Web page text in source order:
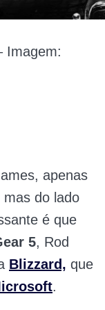
Imagem:
apenas
do lado
é que
5, Rod
Blizzard, que
.